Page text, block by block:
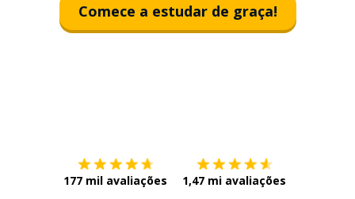
Comece a estudar de graça!
177 mil avaliações 1,47 mi avaliações